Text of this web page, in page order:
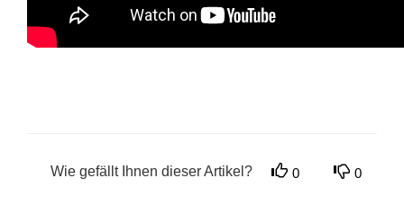
Wie gefällt Ihnen dieser Artikel? 0 0